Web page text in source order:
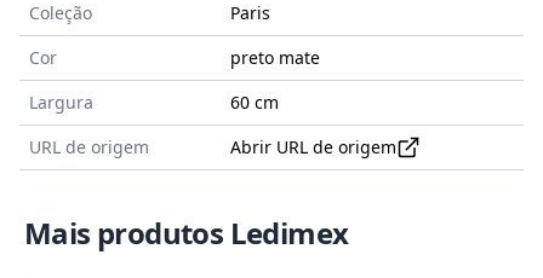
Coleção
Paris
Cor
preto mate
Largura
60 cm
URL de origem
Abrir URL de origem
Mais produtos Ledimex